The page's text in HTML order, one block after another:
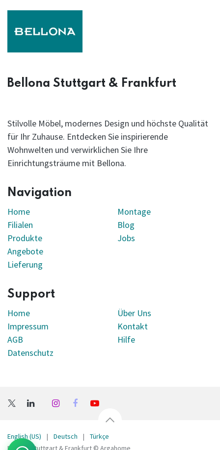
Bellona Stuttgart & Frankfurt
Stilvolle Möbel, modernes Design und höchste Qualität
für Ihr Zuhause. Entdecken Sie inspirierende
Wohnwelten und verwirklichen Sie Ihre
Einrichtungsträume mit Bellona.
Navigation
Home
Filialen
Produkte
Angebote
Lieferung
Montage
Blog
Jobs
Support
Home
Impressum
AGB
Datenschutz
Über Uns
Kontakt
Hilfe
Bellona Stuttgart & Frankfurt © Argahome
English (US) | Deutsch | Türkçe